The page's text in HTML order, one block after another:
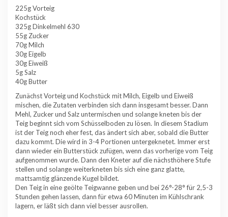
225g Vorteig
Kochstück
325g Dinkelmehl 630
55g Zucker
70g Milch
30g Eigelb
30g Eiweiß
5g Salz
40g Butter
Zunächst Vorteig und Kochstück mit Milch, Eigelb und Eiweiß
mischen, die Zutaten verbinden sich dann insgesamt besser. Dann
Mehl, Zucker und Salz untermischen und solange kneten bis der
Teig beginnt sich vom Schüsselboden zu lösen. In diesem Stadium
ist der Teig noch eher fest, das ändert sich aber, sobald die Butter
dazu kommt. Die wird in 3-4 Portionen untergeknetet. Immer erst
dann wieder ein Butterstück zufügen, wenn das vorherige vom Teig
aufgenommen wurde. Dann den Kneter auf die nächsthöhere Stufe
stellen und solange weiterkneten bis sich eine ganz glatte,
mattsamtig glänzende Kugel bildet.
Den Teig in eine geölte Teigwanne geben und bei 26°-28° für 2,5-3
Stunden gehen lassen, dann für etwa 60 Minuten im Kühlschrank
lagern, er läßt sich dann viel besser ausrollen.